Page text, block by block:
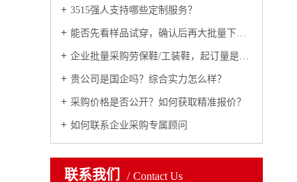
3515强人支持哪些定制服务？
能否先看样品试穿，确认后再大批量下单？
企业批量采购劳保鞋/工装鞋，起订量是多少？
贵公司是国企吗？综合实力怎么样？
采购价格是否公开？如何获取精准报价？
如何联系企业采购专属顾问
联系我们 Contact Us